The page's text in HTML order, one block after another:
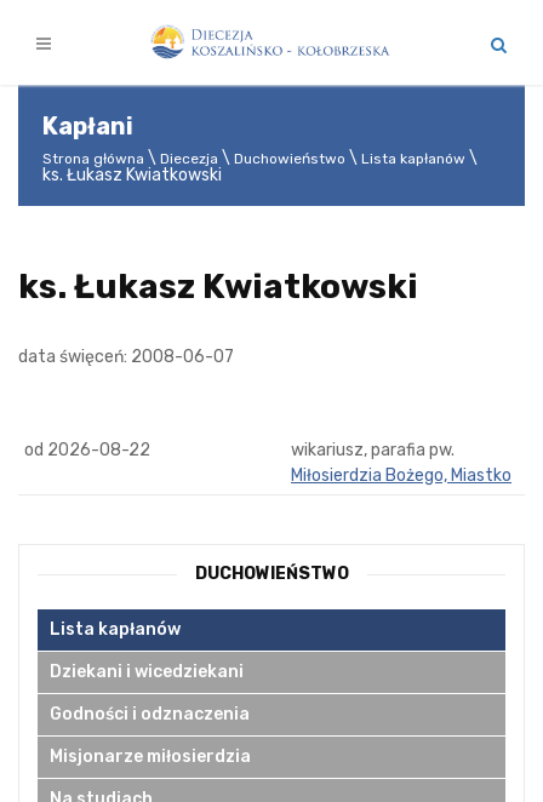
Kapłani
Strona główna Diecezja Duchowieństwo Lista kapłanów
ks. Łukasz Kwiatkowski
ks. Łukasz Kwiatkowski
data święceń: 2008-06-07
od 2026-08-22
wikariusz, parafia pw.
Miłosierdzia Bożego, Miastko
DUCHOWIEŃSTWO
Lista kapłanów
Dziekani i wicedziekani
Godności i odznaczenia
Misjonarze miłosierdzia